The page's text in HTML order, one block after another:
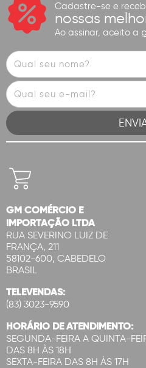
Cadastre-se e
nossas
Ao assinar, aceito a
GM COMÉRCIO E
IMPORTAÇÃO LTDA
RUA SEVERINO LUIZ DE
FRANÇA, 211
58102-600, CABEDELO
BRASIL
TELEVENDAS:
(83) 3023-9590
HORÁRIO DE ATENDIMENTO:
SEGUNDA-FEIRA A QUINTA-
DAS 8H ÀS 18H
SEXTA-FEIRA DAS 8H ÀS 17H